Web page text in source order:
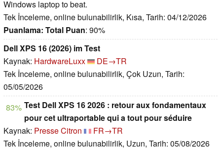
Windows laptop to beat.
Tek İnceleme, online bulunabilirlik, Kısa, Tarih: 04/12/2026
Puanlama: Total Puan: 90%
Dell XPS 16 (2026) im Test
Kaynak: HardwareLuxx
DE→TR
Tek İnceleme, online bulunabilirlik, Çok Uzun, Tarih:
05/05/2026
83% Test Dell XPS 16 2026 : retour aux fondamentaux
pour cet ultraportable qui a tout pour séduire
Kaynak: Presse Citron
FR→TR
Tek İnceleme, online bulunabilirlik, Uzun, Tarih: 05/08/2026